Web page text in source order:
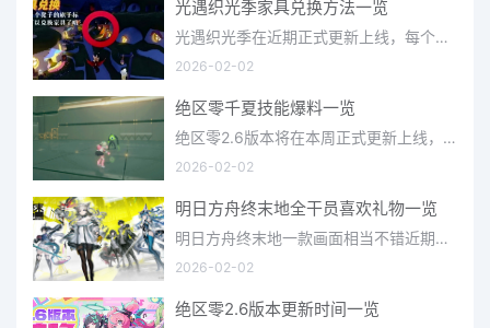
光遇织光季家具兑换方法一览
光遇织光季在近期正式更新上线，每个季节都有着许多全新内容和资讯可以让你来体验，不少刚体验的小伙伴想要知道
2026-02-02
绝区零千夏技能爆料一览
绝区零2.6版本将在本周正式更新上线，上周的前瞻直播官方给玩家们带来关于最新版本的卡池信息和相关活动内容，
2026-02-02
明日方舟终末地全干员喜欢礼物一览
明日方舟终末地一款画面相当不错近期非常火爆的大型二次元冒险游戏，这里有相当多好看的干员可以让你来抽取并
2026-02-02
绝区零2.6版本更新时间一览